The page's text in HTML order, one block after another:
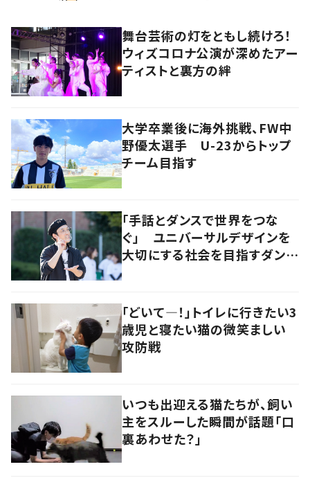
舞台芸術の灯をともし続けろ！
ウィズコロナ公演が深めたアー
ティストと裏方の絆
大学卒業後に海外挑戦、FW中
野優太選手 U-23からトップ
チーム目指す
「手話とダンスで世界をつな
ぐ」 ユニバーサルデザインを
大切にする社会を目指すダンサ
「どいて―！」トイレに行きたい3
歳児と寝たい猫の微笑ましい
攻防戦
いつも出迎える猫たちが、飼い
主をスルーした瞬間が話題「口
裏あわせた？」